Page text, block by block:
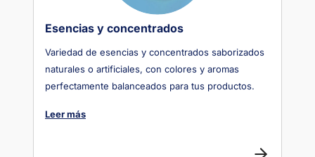
Esencias y concentrados
Variedad de esencias y concentrados saborizados
naturales o artificiales, con colores y aromas
perfectamente balanceados para tus productos.
Leer más